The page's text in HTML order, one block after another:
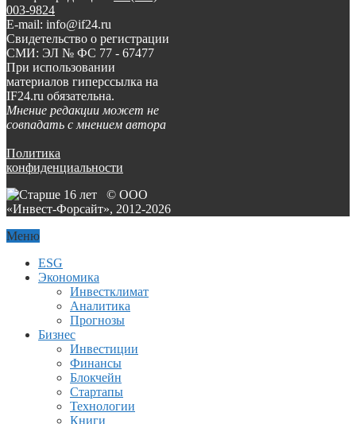
003-9824
E-mail: info@if24.ru
Свидетельство о регистрации
СМИ: ЭЛ № ФС 77 - 67477
При использовании
материалов гиперссылка на
IF24.ru обязательна.
Мнение редакции может не
совпадать с мнением автора
Политика
конфиденциальности
© ООО
«Инвест-Форсайт», 2012-2026
Меню
ESG
Экономика
Инвестклимат
Аналитика
Прогнозы
Бизнес
Инвестиции
Финансы
Блокчейн
Стартапы
Технологии
Книги